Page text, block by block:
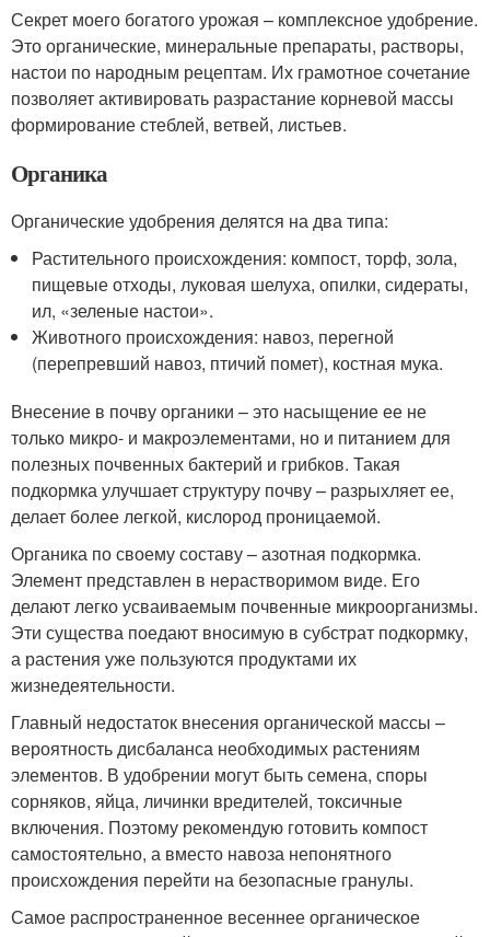
Секрет моего богатого урожая – комплексное удобрение.
Это органические, минеральные препараты, растворы,
настои по народным рецептам. Их грамотное сочетание
позволяет активировать разрастание корневой массы
формирование стеблей, ветвей, листьев.
Органика
Органические удобрения делятся на два типа:
Растительного происхождения: компост, торф, зола,
пищевые отходы, луковая шелуха, опилки, сидераты,
ил, «зеленые настои».
Животного происхождения: навоз, перегной
(перепревший навоз, птичий помет), костная мука.
Внесение в почву органики – это насыщение ее не
только микро- и макроэлементами, но и питанием для
полезных почвенных бактерий и грибков. Такая
подкормка улучшает структуру почву – разрыхляет ее,
делает более легкой, кислород проницаемой.
Органика по своему составу – азотная подкормка.
Элемент представлен в нерастворимом виде. Его
делают легко усваиваемым почвенные микроорганизмы.
Эти существа поедают вносимую в субстрат подкормку,
а растения уже пользуются продуктами их
жизнедеятельности.
Главный недостаток внесения органической массы –
вероятность дисбаланса необходимых растениям
элементов. В удобрении могут быть семена, споры
сорняков, яйца, личинки вредителей, токсичные
включения. Поэтому рекомендую готовить компост
самостоятельно, а вместо навоза непонятного
происхождения перейти на безопасные гранулы.
Самое распространенное весеннее органическое